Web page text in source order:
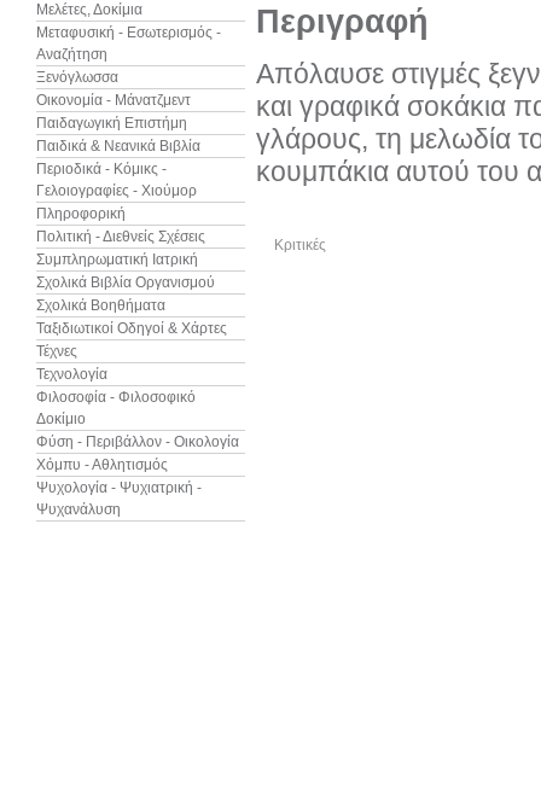
Μελέτες, Δοκίμια
Μεταφυσική - Εσωτερισμός -
Αναζήτηση
Ξενόγλωσσα
Οικονομία - Μάνατζμεντ
Παιδαγωγική Επιστήμη
Παιδικά & Νεανικά Βιβλία
Περιοδικά - Κόμικς -
Γελοιογραφίες - Χιούμορ
Πληροφορική
Πολιτική - Διεθνείς Σχέσεις
Συμπληρωματική Ιατρική
Σχολικά Βιβλία Οργανισμού
Σχολικά Βοηθήματα
Ταξιδιωτικοί Οδηγοί & Χάρτες
Τέχνες
Τεχνολογία
Φιλοσοφία - Φιλοσοφικό
Δοκίμιο
Φύση - Περιβάλλον - Οικολογία
Χόμπυ - Αθλητισμός
Ψυχολογία - Ψυχιατρική -
Ψυχανάλυση
Περιγραφή
Απόλαυσε στιγμές
και γραφικά σοκάκια
γλάρους, τη μελωδία
κουμπάκια αυτού του
Κριτικές